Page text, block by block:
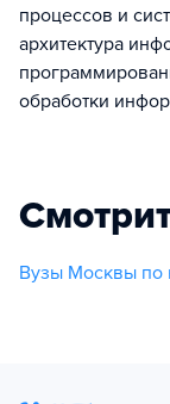
процессов и
архитектура
обработки
Вузы Москвы по